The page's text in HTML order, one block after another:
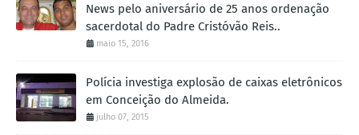
News pelo aniversário de 25 anos ordenação
sacerdotal do Padre Cristóvão Reis..
maio 15, 2016
Polícia investiga explosão de caixas eletrônicos
em Conceição do Almeida.
julho 07, 2015